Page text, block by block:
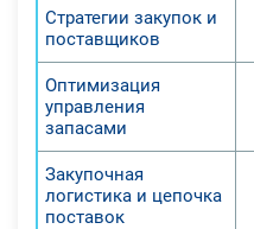
Стратегии закупок и
поставщиков
Оптимизация
управления
запасами
Закупочная
логистика и цепочка
поставок